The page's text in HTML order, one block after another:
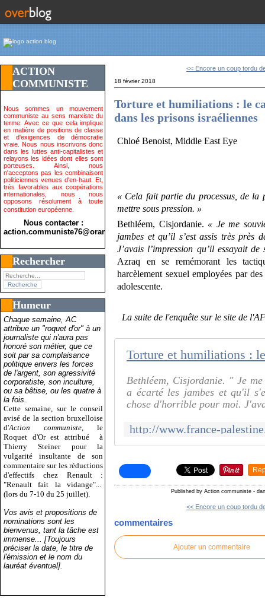
ACTION
COMMUNISTE
Nous sommes un mouvement
communiste au sens marxiste du
terme. Avec ce que cela implique
en matière de positions de classe
et d'exigences de démocratie
vraie. Nous nous inscrivons donc
dans les luttes anti-capitalistes et
relayons les idées dont elles sont
porteuses. Ainsi, nous
n'acceptons pas les combinaisont
politiciennes venues d'en-haut. Et,
très favorables aux coopérations
internationales, nous nous
opposons résolument à toute
constitution européenne.
Nous contacter :
action.communiste76@orange.fr>
Rechercher
Humeur
Chaque semaine, AC
attribue un "roquet d'or" à un
journaliste qui n'aura pas
honoré son métier, que ce
soit par sa complaisance
politique envers les forces
de l'argent, son agressivité
corporatiste, son inculture,
ou sa bêtise, ou les quatre à
la fois.
Cette semaine, sur le conseil
avisé de la section bruxelloise
d'Action communiste , le
Roquet d'Or est attribué
à
Thierry Steiner pour la
vulgarité insultante de son
commentaire sur les réductions
d'effectifs chez Renault :
"Renault fait la vidange"...
(lors du 7-10 du 25 juillet).
Vos avis et propositions de
nominations sont les
bienvenus, tant la tâche est
immense... [Toujours
préciser la date, le titre de
l'émission et le nom du
lauréat éventuel].
<< Encore un coup tordu
18 février 2018
Torture et humiliations : le
dans les prisons israéliennes
Chloé Benoist, Middle East Eye
« Cela fait partie du processus, de la
mettre sous pression. »
Bethléem, Cisjordanie. « Je me
jambes et qu’il s’est assis très près
J’avais l’impression qu’il essayait
Azraq en se remémorant les
harcèlement sexuel employées par
adolescente.
La suite de l'enquête sur le site de
Bethléem, Cisjordanie. " Je
a écarté les jambes et qu'il
chose d'horrible pour moi.
Published by Action communiste -
<< Encore un coup tordu
commentaires
Ajouter un commentaire